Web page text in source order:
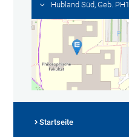
Hubland Süd, Geb. PH1
Startseite